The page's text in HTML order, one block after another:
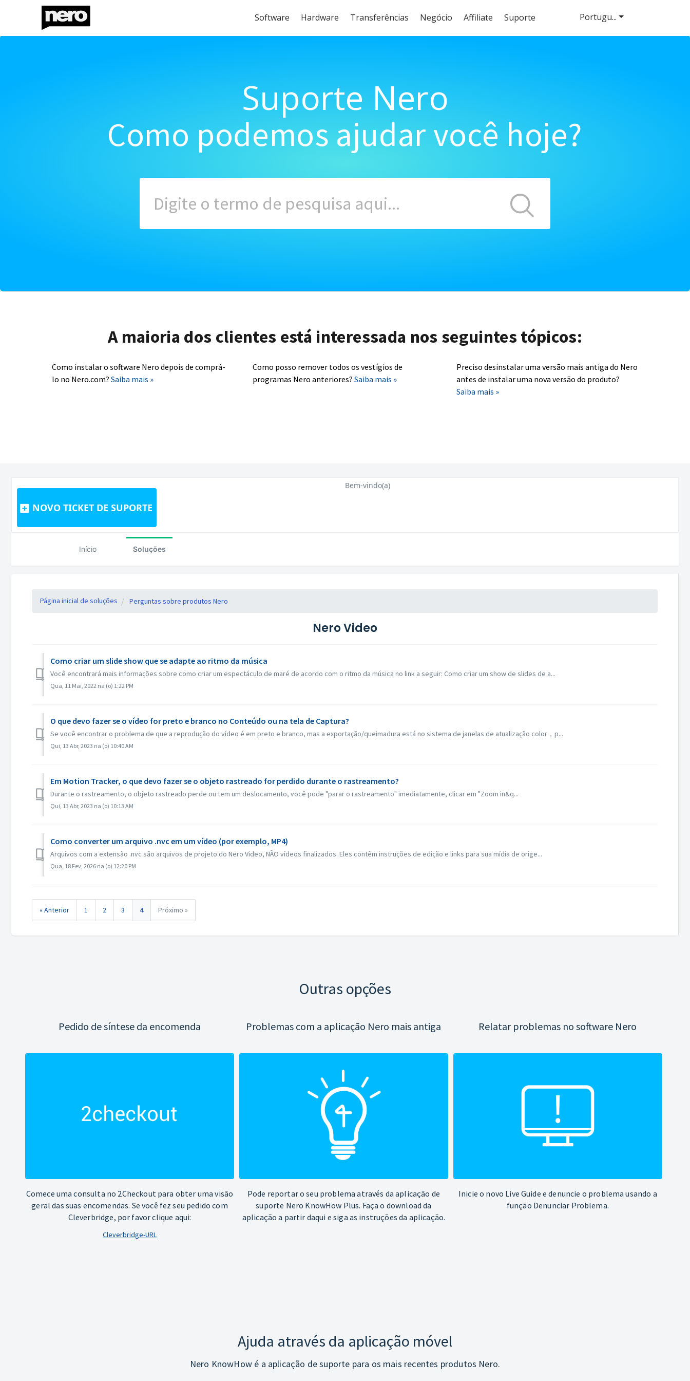
Software Hardware Transferências Negócio Affiliate Suporte
Suporte Nero
Como podemos ajudar você hoje?
A maioria dos clientes está interessada nos seguintes tópicos:
Como instalar o software Nero depois de comprá-
lo no Nero.com? Saiba mais »
Como posso remover todos os vestígios de
programas Nero anteriores? Saiba mais »
Preciso desinstalar uma versão mais antiga do Nero
antes de instalar uma nova versão do produto?
Saiba mais »
NOVO TICKET DE SUPORTE
Portugu...
Bem-vindo(a)
Início Soluções
Página inicial de soluções Perguntas sobre produtos Nero
Nero Video
Como criar um slide show que se adapte ao ritmo da música
Você encontrará mais informações sobre como criar um espectáculo de maré de acordo com o ritmo da música no link a seguir: Como criar um show de slides de a...
Qua, 11 Mai, 2022 na (o) 1:22 PM
O que devo fazer se o vídeo for preto e branco no Conteúdo ou na tela de Captura?
Se você encontrar o problema de que a reprodução do vídeo é em preto e branco, mas a exportação/queimadura está no sistema de janelas de atualização color，p...
Qui, 13 Abr, 2023 na (o) 10:40 AM
Em Motion Tracker, o que devo fazer se o objeto rastreado for perdido durante o rastreamento?
Durante o rastreamento, o objeto rastreado perde ou tem um deslocamento, você pode "parar o rastreamento" imediatamente, clicar em "Zoom in&q...
Qui, 13 Abr, 2023 na (o) 10:13 AM
Como converter um arquivo .nvc em um vídeo (por exemplo, MP4)
Arquivos com a extensão .nvc são arquivos de projeto do Nero Video, NÃO vídeos finalizados. Eles contêm instruções de edição e links para sua mídia de orige...
Qua, 18 Fev, 2026 na (o) 12:20 PM
« Anterior 1 2 3 4 Próximo »
Outras opções
Pedido de síntese da encomenda
Comece uma consulta no 2Checkout para obter uma visão
geral das suas encomendas. Se você fez seu pedido com
Cleverbridge, por favor clique aqui:
Cleverbridge-URL
Problemas com a aplicação Nero mais antiga
Pode reportar o seu problema através da aplicação de
suporte Nero KnowHow Plus. Faça o download da
aplicação a partir daqui e siga as instruções da aplicação.
Relatar problemas no software Nero
Inicie o novo Live Guide e denuncie o problema usando a
função Denunciar Problema.
Ajuda através da aplicação móvel
Nero KnowHow é a aplicação de suporte para os mais recentes produtos Nero.